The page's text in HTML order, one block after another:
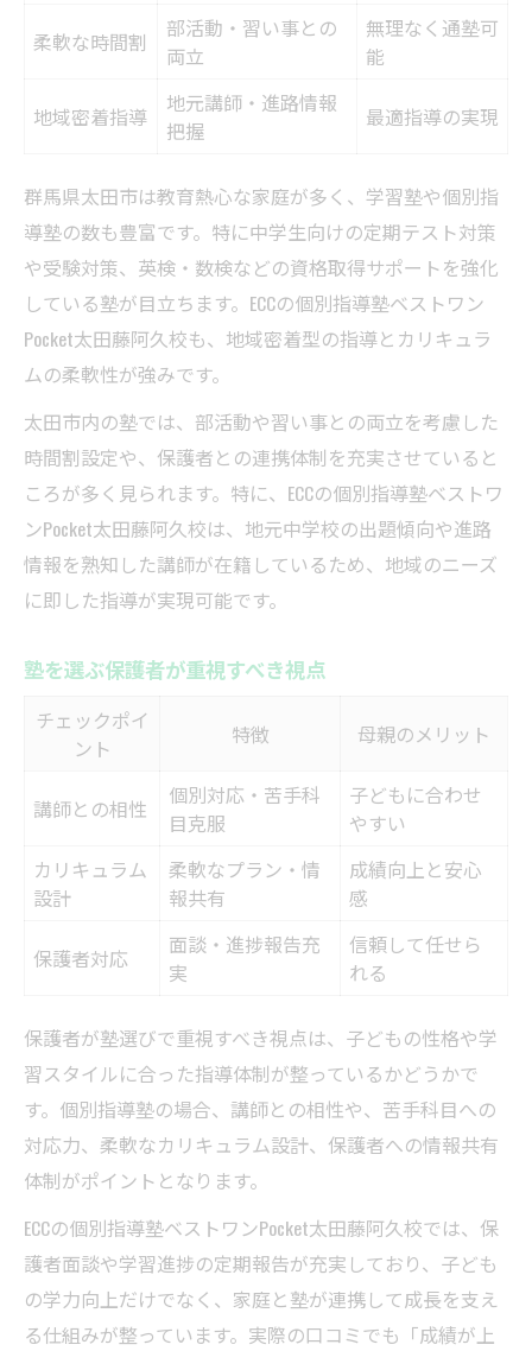
柔軟な時間割
部活動・習い事との
両立
無理なく通塾可
能
地域密着指導
地元講師・進路情報
把握
最適指導の実現
群馬県太田市は教育熱心な家庭が多く、学習塾や個別指
導塾の数も豊富です。特に中学生向けの定期テスト対策
や受験対策、英検・数検などの資格取得サポートを強化
している塾が目立ちます。ECCの個別指導塾ベストワン
Pocket太田藤阿久校も、地域密着型の指導とカリキュラ
ムの柔軟性が強みです。
太田市内の塾では、部活動や習い事との両立を考慮した
時間割設定や、保護者との連携体制を充実させていると
ころが多く見られます。特に、ECCの個別指導塾ベストワ
ンPocket太田藤阿久校は、地元中学校の出題傾向や進路
情報を熟知した講師が在籍しているため、地域のニーズ
に即した指導が実現可能です。
塾を選ぶ保護者が重視すべき視点
チェックポイ
ント
特徴 母親のメリット
講師との相性
個別対応・苦手科
目克服
子どもに合わせ
やすい
カリキュラム
設計
柔軟なプラン・情
報共有
成績向上と安心
感
保護者対応
面談・進捗報告充
実
信頼して任せら
れる
保護者が塾選びで重視すべき視点は、子どもの性格や学
習スタイルに合った指導体制が整っているかどうかで
す。個別指導塾の場合、講師との相性や、苦手科目への
対応力、柔軟なカリキュラム設計、保護者への情報共有
体制がポイントとなります。
ECCの個別指導塾ベストワンPocket太田藤阿久校では、保
護者面談や学習進捗の定期報告が充実しており、子ども
の学力向上だけでなく、家庭と塾が連携して成長を支え
る仕組みが整っています。実際の口コミでも「成績が上